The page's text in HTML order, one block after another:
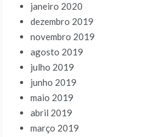
janeiro 2020
dezembro 2019
novembro 2019
agosto 2019
julho 2019
junho 2019
maio 2019
abril 2019
março 2019